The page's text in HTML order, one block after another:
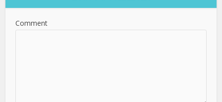
Comment